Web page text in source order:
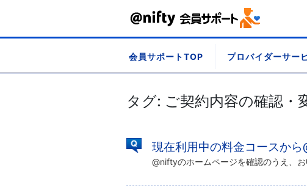
content
会員サポートTOP プロバイダーサー
タグ: ご契約内容の確認・
現在利用中の料金コースか